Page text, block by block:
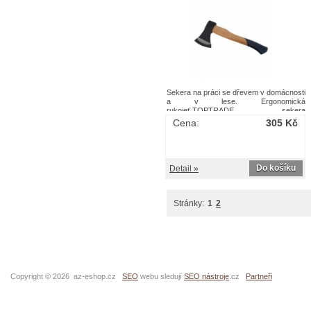
Sekera na práci se dřevem v domácnosti
a v lese. Ergonomická
rukojeť.TOPTRADE sekera
dřevorubecká, s dřevěnou násadou,
standard
305 Kč
Cena:
Do košíku
Detail »
Stránky: 1 2
Copyright © 2026 az-eshop.cz SEO webu sledují SEO nástroje .cz Partneři